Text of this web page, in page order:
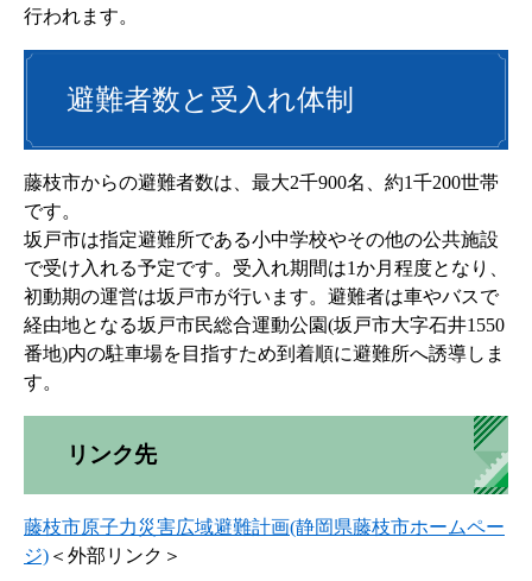
行われます。
避難者数と受入れ体制
藤枝市からの避難者数は、最大2千900名、約1千200世帯
です。
坂戸市は指定避難所である小中学校やその他の公共施設
で受け入れる予定です。受入れ期間は1か月程度となり、
初動期の運営は坂戸市が行います。避難者は車やバスで
経由地となる坂戸市民総合運動公園(坂戸市大字石井1550
番地)内の駐車場を目指すため到着順に避難所へ誘導しま
す。
リンク先
藤枝市原子力災害広域避難計画(静岡県藤枝市ホームペー
ジ) ＜外部リンク＞